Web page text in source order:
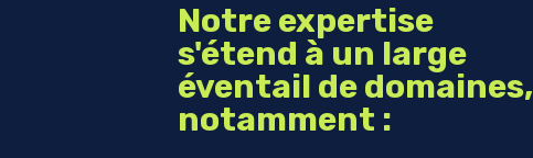
Notre expertise
s'étend à un large
éventail de domaines,
notamment :